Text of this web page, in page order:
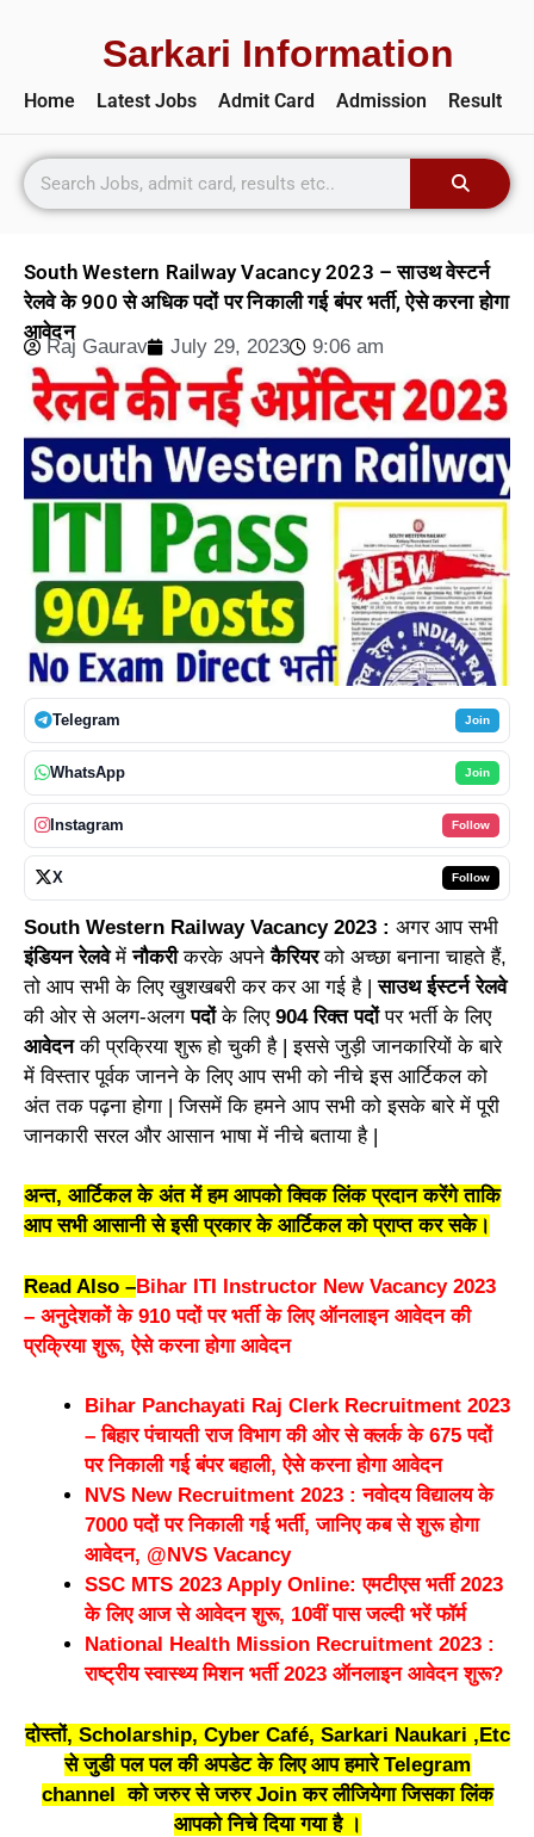
Sarkari Information
Home Latest Jobs Admit Card Admission Result
South Western Railway Vacancy 2023 – साउथ वेस्टर्न
रेलवे के 900 से अधिक पदों पर निकाली गई बंपर भर्ती, ऐसे करना होगा
आवेदन
Raj Gaurav July 29, 2023 9:06 am
Telegram Join
WhatsApp Join
Instagram Follow
X Follow
South Western Railway Vacancy 2023 : अगर आप सभी
इंडियन रेलवेमेंनौकरीकरके अपनेकैरियरको अच्छा बनाना चाहते हैं,
तो आप सभी के लिए खुशखबरी कर कर आ गई है |साउथ ईस्टर्न रेलवे
की ओर से अलग-अलगपदोंके लिए 904 रिक्त पदोंपर भर्ती के लिए
आवेदनकी प्रक्रिया शुरू हो चुकी है | इससे जुड़ी जानकारियों के बारे
में विस्तार पूर्वक जानने के लिए आप सभी को नीचे इस आर्टिकल को
अंत तक पढ़ना होगा | जिसमें कि हमने आप सभी को इसके बारे में पूरी
जानकारी सरल और आसान भाषा में नीचे बताया है |
अन्त, आर्टिकल के अंत में हम आपको क्विक लिंक प्रदान करेंगे ताकि
आप सभी आसानी से इसी प्रकार के आर्टिकल को प्राप्त कर सके।
Read Also –Bihar ITI Instructor New Vacancy 2023
– अनुदेशकों के 910 पदों पर भर्ती के लिए ऑनलाइन आवेदन की
प्रक्रिया शुरू, ऐसे करना होगा आवेदन
Bihar Panchayati Raj Clerk Recruitment 2023
– बिहार पंचायती राज विभाग की ओर से क्लर्क के 675 पदों
पर निकाली गई बंपर बहाली, ऐसे करना होगा आवेदन
NVS New Recruitment 2023 : नवोदय विद्यालय के
7000 पदों पर निकाली गई भर्ती, जानिए कब से शुरू होगा
आवेदन, @NVS Vacancy
SSC MTS 2023 Apply Online: एमटीएस भर्ती 2023
के लिए आज से आवेदन शुरू, 10वीं पास जल्दी भरें फॉर्म
National Health Mission Recruitment 2023 :
राष्ट्रीय स्वास्थ्य मिशन भर्ती 2023 ऑनलाइन आवेदन शुरू?
दोस्तों, Scholarship, Cyber Café, Sarkari Naukari ,Etc
से जुडी पल पल की अपडेट के लिए आप हमारे Telegram
channel को जरुर से जरुर Join कर लीजियेगा जिसका लिंक
आपको निचे दिया गया है ।